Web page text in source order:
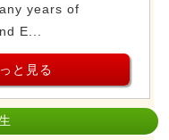
years of
E...
と見る